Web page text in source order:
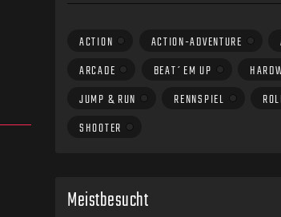
ACTION ACTION-ADVENTURE
ARCADE
BEAT´EM UP
JUMP & RUN
RENNSPIEL
SHOOTER
Meistbesucht